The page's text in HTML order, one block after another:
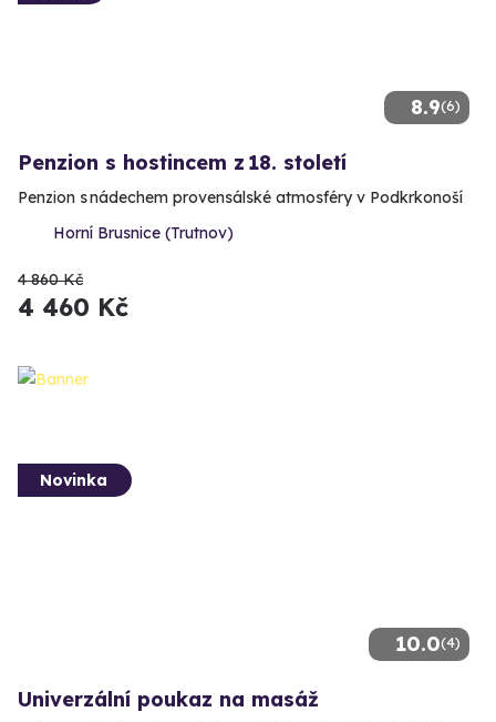
8.9(6)
Penzion s hostincem z 18. století
Penzion s nádechem provensálské atmosféry v Podkrkonoší
Horní Brusnice (Trutnov)
4 860 Kč
4 460 Kč
10.0(4)
Novinka
Univerzální poukaz na masáž